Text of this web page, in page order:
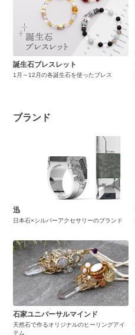
誕生石ブレスレット
1月～12月の各誕生石を使ったブレス
ブランド
迅
日本石×シルバーアクセサリーのブランド
石家ユニバーサルマインド
天然石で作るオリジナルのヒーリングアイ
テム